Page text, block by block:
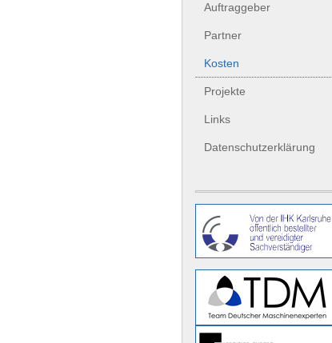
Auftraggeber
Partner
Kosten
Projekte
Links
Datenschutzerklärung